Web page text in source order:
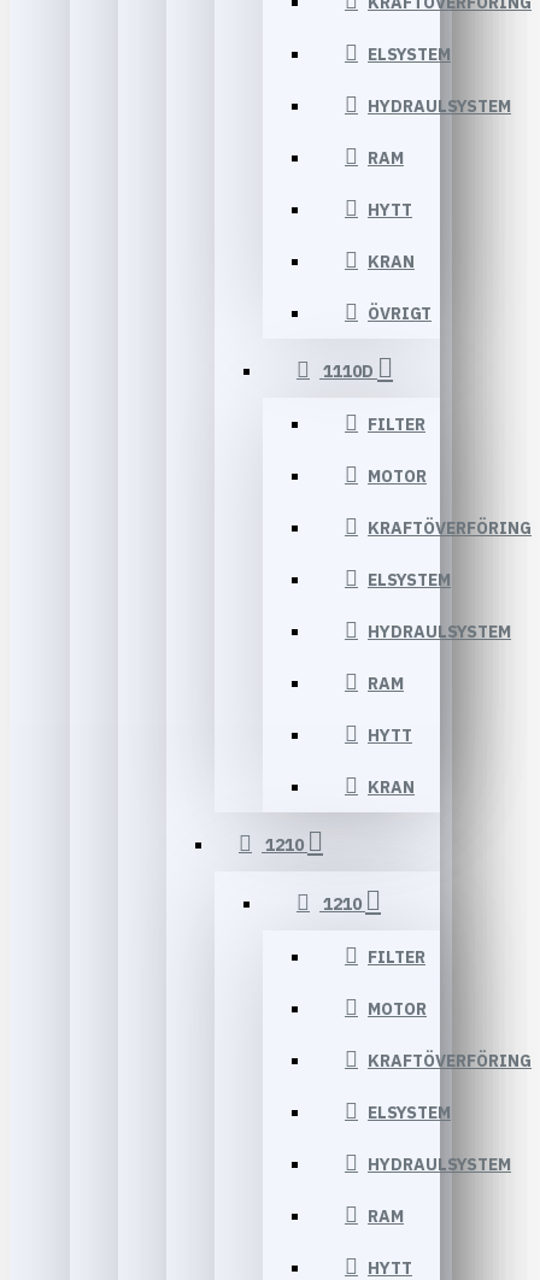
ELSYSTEM
HYDRAULSYSTEM
RAM
HYTT
KRAN
ÖVRIGT
1110D
FILTER
MOTOR
KRAFTÖVERFÖRING
ELSYSTEM
HYDRAULSYSTEM
RAM
HYTT
KRAN
1210
1210
FILTER
MOTOR
KRAFTÖVERFÖRING
ELSYSTEM
HYDRAULSYSTEM
RAM
HYTT